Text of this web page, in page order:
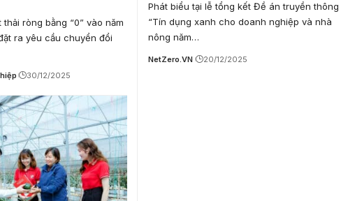
ròng bằng “0” vào năm
ra yêu cầu chuyển đổi
30/12/2025
Phát biểu tại lễ tổng kết Đề án truyền thông
“Tín dụng xanh cho doanh nghiệp và nhà
nông năm…
NetZero.VN 20/12/2025